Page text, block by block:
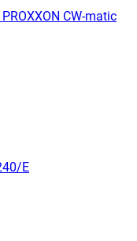
CW-matic
Е